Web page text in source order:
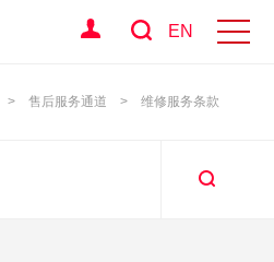
EN
> 售后服务通道 > 维修服务条款